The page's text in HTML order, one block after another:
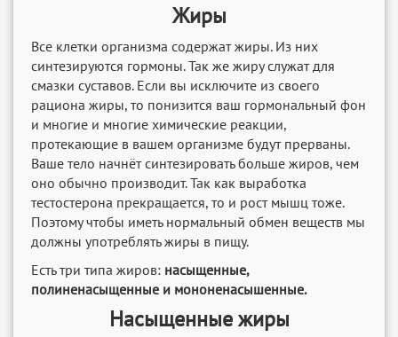
Жиры
Все клетки организма содержат жиры. Из них
синтезируются гормоны. Так же жиру служат для
смазки суставов. Если вы исключите из своего
рациона жиры, то понизится ваш гормональный фон
и многие и многие химические реакции,
протекающие в вашем организме будут прерваны.
Ваше тело начнёт синтезировать больше жиров, чем
оно обычно производит. Так как выработка
тестостерона прекращается, то и рост мышц тоже.
Поэтому чтобы иметь нормальный обмен веществ мы
должны употреблять жиры в пищу.
Есть три типа жиров: насыщенные,
полиненасыщенные и мононенасышенные.
Насыщенные жиры